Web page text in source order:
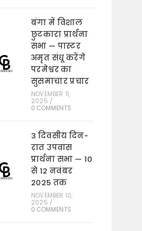
बंगा में विशाल
छुटकारा प्रार्थना
सभा — पास्टर
अमृत संधू करेंगे
परमेश्वर का
सुसमाचार प्रचार
NOVEMBER 11,
2025 /
0 COMMENTS
3 दिवसीय दिन-
रात उपवास
प्रार्थना सभा — 10
से 12 नवंबर
2025 तक
NOVEMBER 10,
2025 /
0 COMMENTS